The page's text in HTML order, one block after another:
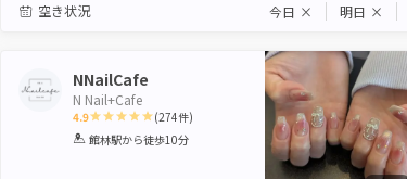
空き状況 今日 × 明日 ×
NNailCafe
N Nail+Cafe
4.9
1 2 3 4 5
(274件)
館林駅から徒歩10分